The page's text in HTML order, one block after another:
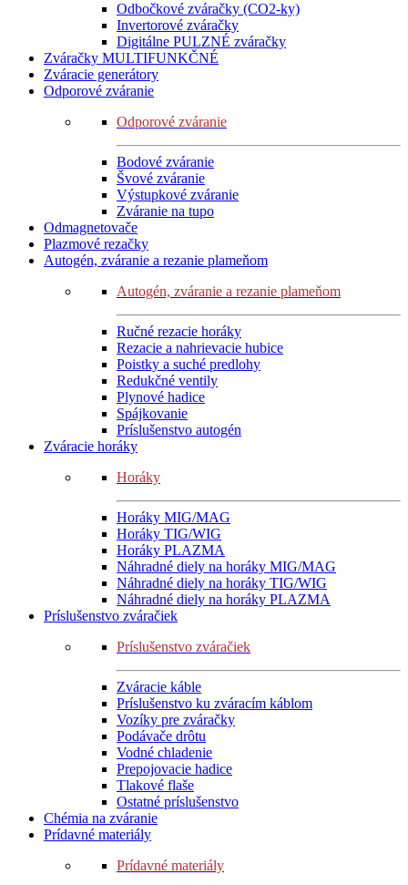
Odbočkové zváračky (CO2-ky)
Invertorové zváračky
Digitálne PULZNÉ zváračky
Zváračky MULTIFUNKČNÉ
Zváracie generátory
Odporové zváranie
Odporové zváranie
Bodové zváranie
Švové zváranie
Výstupkové zváranie
Zváranie na tupo
Odmagnetovače
Plazmové rezačky
Autogén, zváranie a rezanie plameňom
Autogén, zváranie a rezanie plameňom
Ručné rezacie horáky
Rezacie a nahrievacie hubice
Poistky a suché predlohy
Redukčné ventily
Plynové hadice
Spájkovanie
Príslušenstvo autogén
Zváracie horáky
Horáky
Horáky MIG/MAG
Horáky TIG/WIG
Horáky PLAZMA
Náhradné diely na horáky MIG/MAG
Náhradné diely na horáky TIG/WIG
Náhradné diely na horáky PLAZMA
Príslušenstvo zváračiek
Príslušenstvo zváračiek
Zváracie káble
Príslušenstvo ku zváracím káblom
Vozíky pre zváračky
Podávače drôtu
Vodné chladenie
Prepojovacie hadice
Tlakové flaše
Ostatné príslušenstvo
Chémia na zváranie
Prídavné materiály
Prídavné materiály